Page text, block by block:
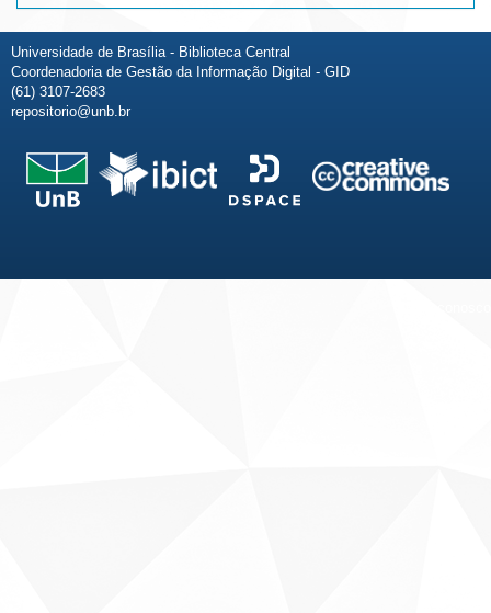
Universidade de Brasília - Biblioteca Central
Coordenadoria de Gestão da Informação Digital - GID
(61) 3107-2683
repositorio@unb.br